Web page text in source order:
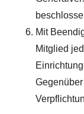
Mit
Mitglied